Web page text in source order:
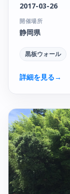
2017-03-26
開催場所
静岡県
黒板ウォール
詳細を見る→